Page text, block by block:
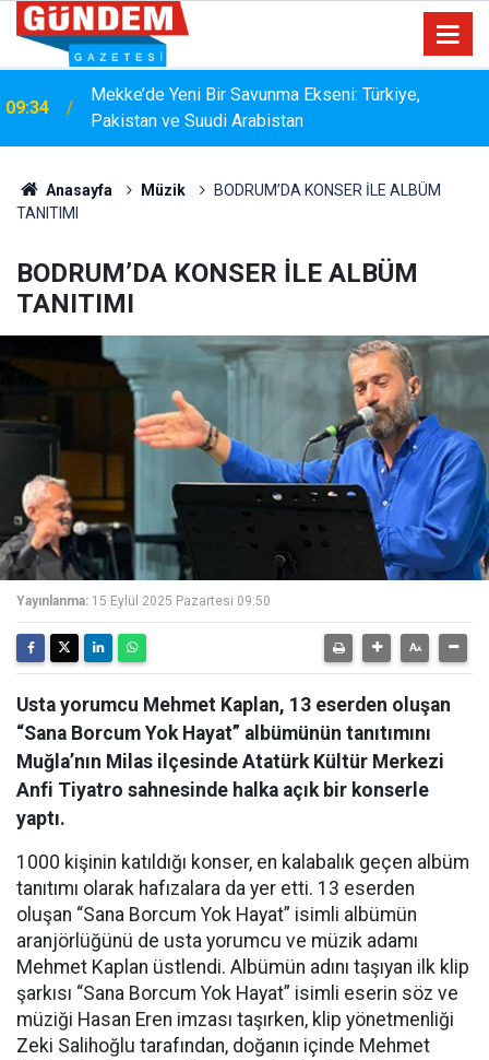
15:33 YANGIN RİSKİNE KARŞI KAPSAMLI TEMİZLİK
Anasayfa Müzik
BODRUM’DA KONSER İLE ALBÜM
TANITIMI
BODRUM’DA KONSER İLE ALBÜM
TANITIMI
Yayınlanma: 15 Eylül 2025 Pazartesi 09:50
Usta yorumcu Mehmet Kaplan, 13 eserden oluşan
“Sana Borcum Yok Hayat” albümünün tanıtımını
Muğla’nın Milas ilçesinde Atatürk Kültür Merkezi
Anfi Tiyatro sahnesinde halka açık bir konserle
yaptı.
1000 kişinin katıldığı konser, en kalabalık geçen albüm
tanıtımı olarak hafızalara da yer etti. 13 eserden
oluşan “Sana Borcum Yok Hayat” isimli albümün
aranjörlüğünü de usta yorumcu ve müzik adamı
Mehmet Kaplan üstlendi. Albümün adını taşıyan ilk klip
şarkısı “Sana Borcum Yok Hayat” isimli eserin söz ve
müziği Hasan Eren imzası taşırken, klip yönetmenliği
Zeki Salihoğlu tarafından, doğanın içinde Mehmet